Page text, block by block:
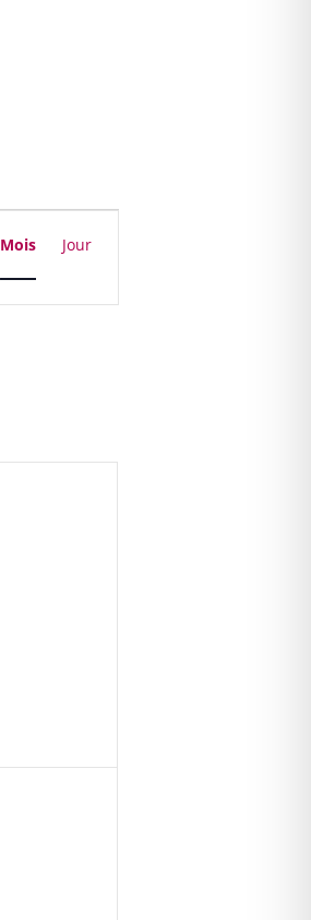
Navigation
de
vues
Mois Jour